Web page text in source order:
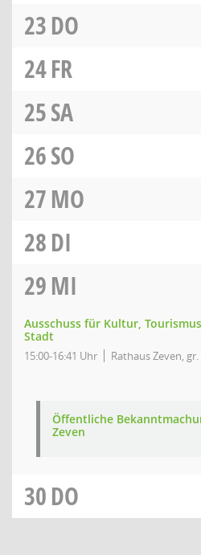
23DO
24FR
25SA
26SO
27MO
28DI
29MI
Ausschuss für Kultur,
Stadt
15:00-16:41 Uhr Rathaus Zeven,
Öffentliche
Zeven
30DO